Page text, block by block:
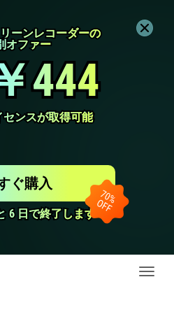
リーンレコーダーの
リーンレコーダーの
オファー
オファー
444
444
センスが取得可能
センスが取得可能
6 日で終了します
6 日で終了します
ぐ購入